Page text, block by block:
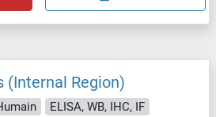
(Internal Region)
ELISA, WB, IHC, IF